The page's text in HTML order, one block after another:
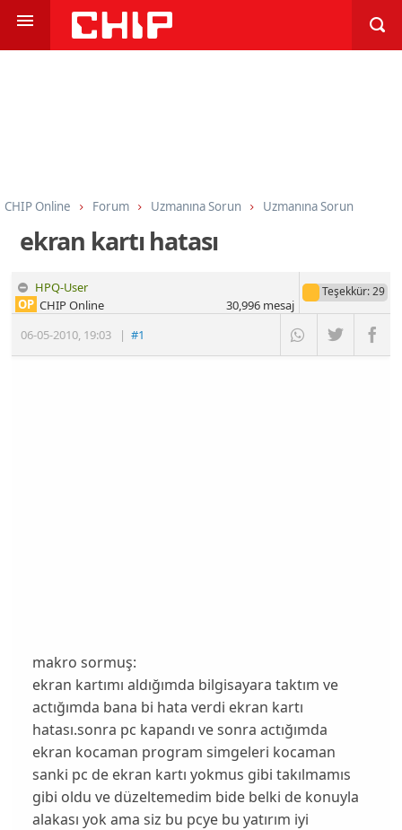
CHIP Online Forum Uzmanına Sorun Uzmanına Sorun
ekran kartı hatası
HPQ-User
06-05-2010, 19:03 |#1
OP CHIP Online
Teşekkür: 29
30,996mesaj
makro sormuş:
ekran kartımı aldığımda bilgisayara taktım ve
actığımda bana bi hata verdi ekran kartı
hatası.sonra pc kapandı ve sonra actığımda
ekran kocaman program simgeleri kocaman
sanki pc de ekran kartı yokmus gibi takılmamıs
gibi oldu ve düzeltemedim bide belki de konuyla
alakası yok ama siz bu pcye bu yatırım iyi